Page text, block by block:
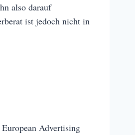
also darauf
ist jedoch nicht in
Advertising